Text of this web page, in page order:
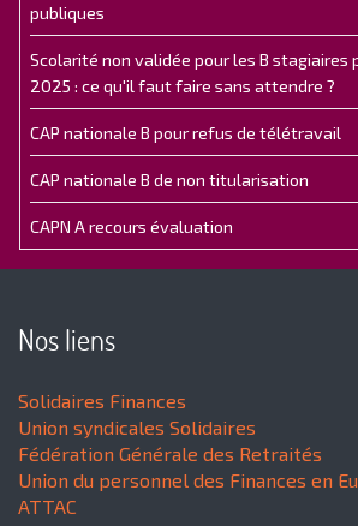
publiques
Scolarité non validée pour les B
2025 : ce qu'il faut faire sans attendre ?
CAP nationale B pour refus de télétravail
CAP nationale B de non titularisation
CAPN A recours évaluation
Nos liens
Solidaires Finances
Union syndicales Solidaires
Fédération Générale des Retraités
Union du personnel des Finances en
ATTAC